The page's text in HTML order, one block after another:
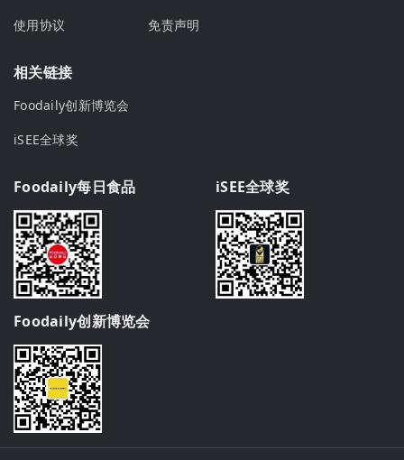
使用协议
免责声明
相关链接
Foodaily创新博览会
iSEE全球奖
Foodaily每日食品 iSEE全球奖
Foodaily创新博览会